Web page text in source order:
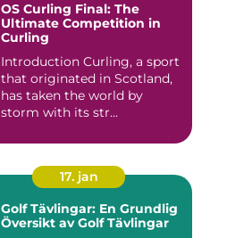
OS Curling Final: The
Ultimate Competition in
Curling
Introduction Curling, a sport
that originated in Scotland,
has taken the world by
storm with its str...
17. jan
Golf Tävlingar: En Grundlig
Översikt av Golf Tävlingar